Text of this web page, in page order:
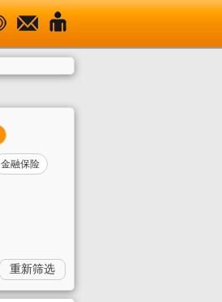
金融保险
重新筛选